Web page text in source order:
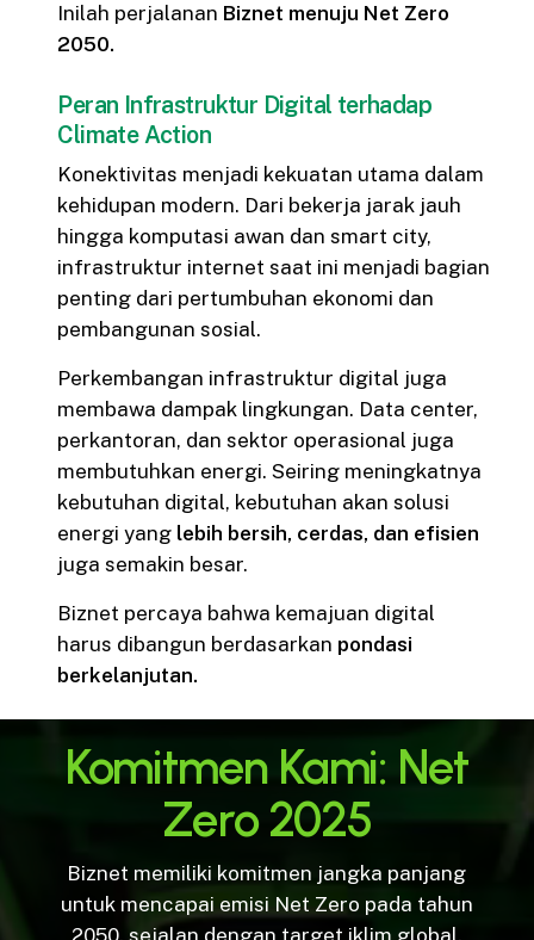
Inilah perjalanan Biznet menuju Net Zero
2050.
Peran Infrastruktur Digital terhadap
Climate Action
Konektivitas menjadi kekuatan utama dalam
kehidupan modern. Dari bekerja jarak jauh
hingga komputasi awan dan smart city,
infrastruktur internet saat ini menjadi bagian
penting dari pertumbuhan ekonomi dan
pembangunan sosial.
Perkembangan infrastruktur digital juga
membawa dampak lingkungan. Data center,
perkantoran, dan sektor operasional juga
membutuhkan energi. Seiring meningkatnya
kebutuhan digital, kebutuhan akan solusi
energi yang lebih bersih, cerdas, dan efisien
juga semakin besar.
Biznet percaya bahwa kemajuan digital
harus dibangun berdasarkan pondasi
berkelanjutan.
Komitmen Kami: Net
Zero 2025
Biznet memiliki komitmen jangka panjang
untuk mencapai emisi Net Zero pada tahun
2050, sejalan dengan target iklim global.